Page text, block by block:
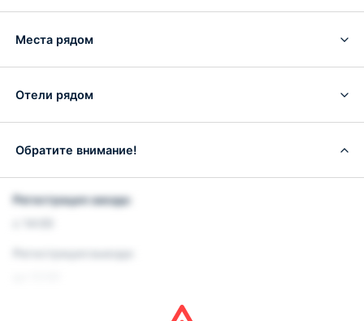
Места рядом
Отели рядом
Обратите внимание!
Регистрация заезда:
Ранний/поздний заезд и выезд: